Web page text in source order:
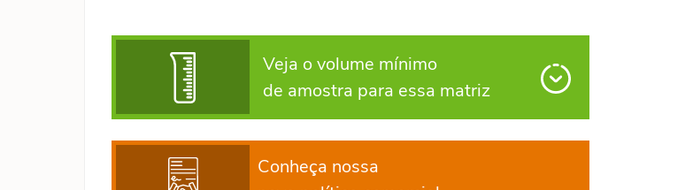
Veja o volume mínimo
de amostra para essa matriz
Conheça nossa